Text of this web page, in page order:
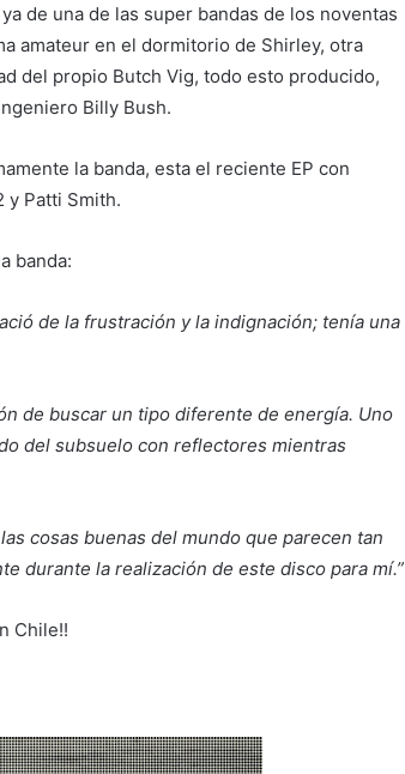
de una de las super bandas de los noventas
amateur en el dormitorio de Shirley, otra
del propio Butch Vig, todo esto producido,
Billy Bush.
la banda, esta el reciente EP con
y Patti Smith.
banda:
de la frustración y la indignación; tenía una
de buscar un tipo diferente de energía. Uno
del subsuelo con reflectores mientras
cosas buenas del mundo que parecen tan
durante la realización de este disco para mí.”
Chile!!